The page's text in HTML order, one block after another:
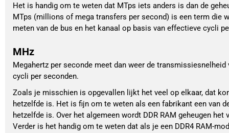
Het is handig om te weten dat MTps iets anders is dan de
MTps (millions of mega transfers per second) is een term die
meten van de bus en het kanaal op basis van effectieve cycli
MHz
Megahertz per seconde meet dan weer de
cycli per seconden.
Zoals je misschien is opgevallen lijkt het veel op elkaar, dat
hetzelfde is. Het is fijn om te weten als een fabrikant een van
hetzelfde is. Over het algemeen wordt DDR RAM geheugen het
Verder is het handig om te weten dat als je een DDR4 RAM-